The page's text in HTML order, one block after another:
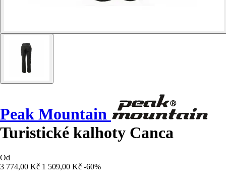
Peak Mountain
Turistické kalhoty Canca
Od
3 774,00 Kč 1 509,00 Kč -60%